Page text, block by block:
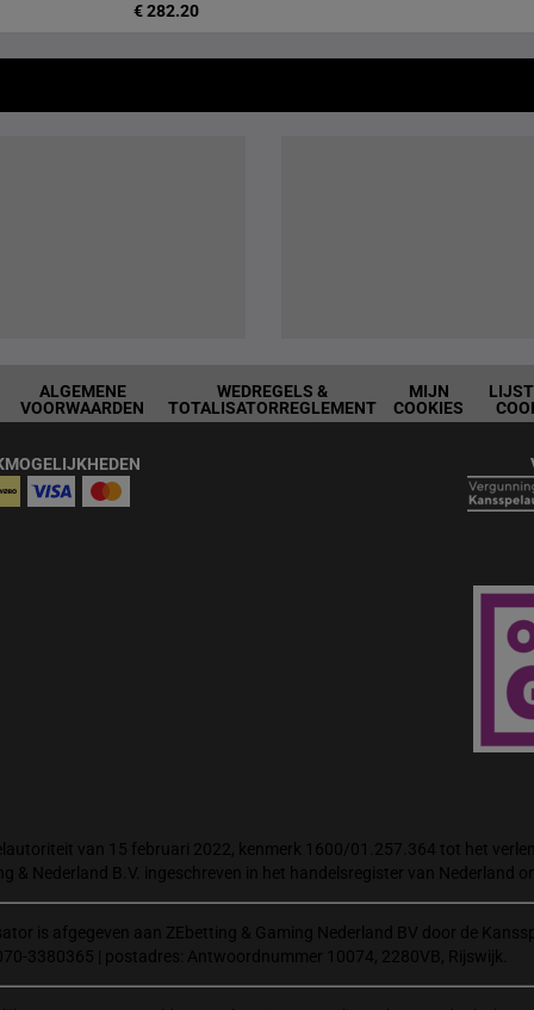
€ 282.20
ALGEMENE
VOORWAARDEN
WEDREGELS &
TOTALISATORREGLEMENT
MIJN
COOKIES
van 15 februari 2022, kenmerk 1600/01.257.364 tot het
& Nederland B.V. ingeschreven in het handelsregister van Nederland
is afgegeven aan ZEbetting & Gaming Nederland BV door de
3380365 | postadres: Antwoordnummer 10074, 2280VB, Rijswijk.